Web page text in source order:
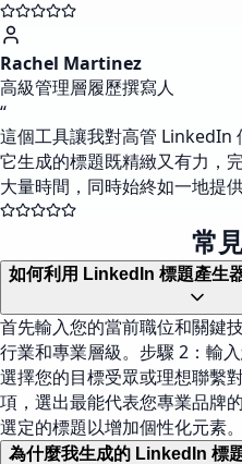
Rachel Martinez
高級管理層履歷撰寫人
“
這個工具讓我對高管 LinkedIn
它生成的標題既精緻又有力，
大量時間，同時始終如一地提
常
如何利用 LinkedIn 標題產生
首先輸入您的當前職位和關鍵
行業和專業層級。步驟 2：輸
選擇您的目標受眾或理想聯繫
項，選出最能代表您專業品牌
選定的標題以增加個性化元素。
為什麼我生成的 LinkedIn 標